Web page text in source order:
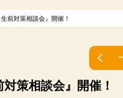
前対策相談会』開催！
策相談会』開催！